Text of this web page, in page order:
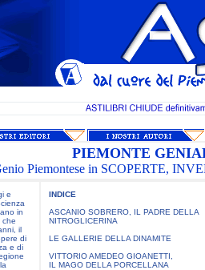
PIEMONTE
Piemontese in SCOPERTE,
e
in
che
il
di
e di
INDICE
ASCANIO SOBRERO, IL PADRE DELLA
NITROGLICERINA
LE GALLERIE DELLA DINAMITE
VITTORIO AMEDEO GIOANETTI,
IL MAGO DELLA PORCELLANA